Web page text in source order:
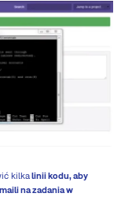
kilkalinii kodu, aby
na zadania w